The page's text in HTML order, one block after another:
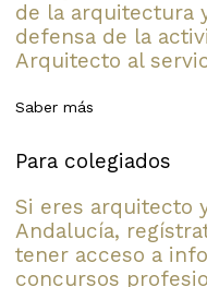
de la arquitectura
defensa de la
Arquitecto al
Saber más
Para colegiados
Si eres arquitecto
Andalucía,
tener acceso a
concursos